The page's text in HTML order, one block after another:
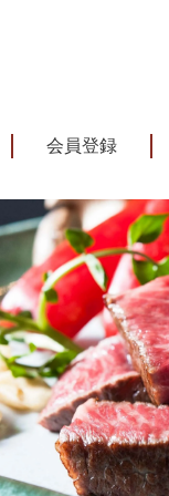
会員登録